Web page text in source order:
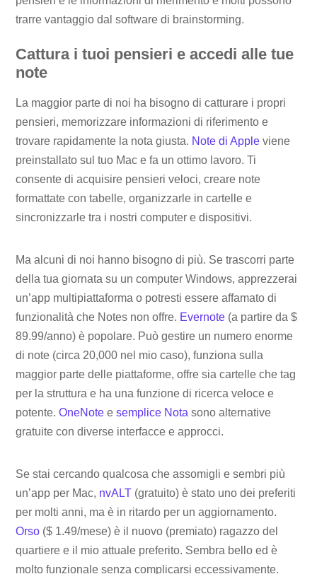
trarre vantaggio dal software di brainstorming.
Cattura i tuoi pensieri e accedi alle tue
note
La maggior parte di noi ha bisogno di catturare i propri
pensieri, memorizzare informazioni di riferimento e
trovare rapidamente la nota giusta. Note di Apple viene
preinstallato sul tuo Mac e fa un ottimo lavoro. Ti
consente di acquisire pensieri veloci, creare note
formattate con tabelle, organizzarle in cartelle e
sincronizzarle tra i nostri computer e dispositivi.
Ma alcuni di noi hanno bisogno di più. Se trascorri parte
della tua giornata su un computer Windows, apprezzerai
un’app multipiattaforma o potresti essere affamato di
funzionalità che Notes non offre. Evernote (a partire da $
89.99/anno) è popolare. Può gestire un numero enorme
di note (circa 20,000 nel mio caso), funziona sulla
maggior parte delle piattaforme, offre sia cartelle che tag
per la struttura e ha una funzione di ricerca veloce e
potente.OneNote esemplice Nota sono alternative
gratuite con diverse interfacce e approcci.
Se stai cercando qualcosa che assomigli e sembri più
un’app per Mac, nvALT (gratuito) è stato uno dei preferiti
per molti anni, ma è in ritardo per un aggiornamento.
Orso ($ 1.49/mese) è il nuovo (premiato) ragazzo del
quartiere e il mio attuale preferito. Sembra bello ed è
molto funzionale senza complicarsi eccessivamente.